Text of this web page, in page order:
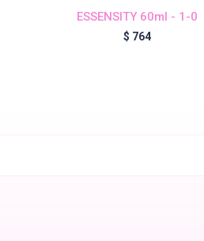
ESSENSITY 60ml - 1-0
$ 764